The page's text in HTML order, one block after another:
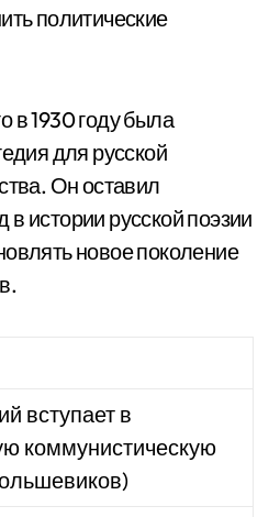
политические
в 1930 году была
для русской
Он оставил
истории русской поэзии
новое поколение
вступает в
коммунистическую